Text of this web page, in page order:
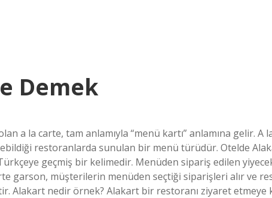
Demek
a la carte, tam anlamıyla “menü kartı” anlamına gelir. A
restoranlarda sunulan bir menü türüdür. Otelde
geçmiş bir kelimedir. Menüden sipariş edilen
garson, müşterilerin menüden seçtiği siparişleri alır ve
Alakart nedir örnek? Alakart bir restoranı ziyaret etmeye